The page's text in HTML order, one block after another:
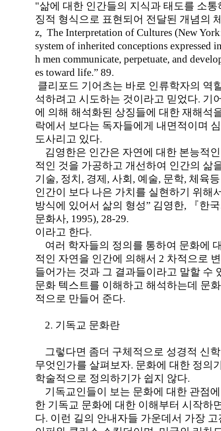
"삶에 대한 인간들의 지식과 태도를 소
징적 형식으로 표현되어 전달된 개념의
z, The Interpretation of Cultures (New
system of inherited conceptions expressed
h men communicate, perpetuate, and
es toward life.” 89.
클리포드 기어츠는 바로 인류학자의 역
석하려고 시도하는 것이라고 믿었다. 기
에 의해 해석화된 상징들에 대한 재해석
락에서 보다는 독자들에게 내면적이며
도사리고 있다.
김영한은 인간은 자연에 대한 본능적
적인 것을 가공하고 개선하여 인간의 삶
기술, 정치, 경제, 사회, 예술, 문학, 체육
인간이 보다 나은 가치를 실현하기 위해
방식에 있어서 삶의 형성” 김영한, 『한
문화사, 1995), 28-29.
이라고 한다.
여러 학자들의 정의를 통하여 문화에
적인 자연을 인간에 의해서 2 차적으로
들어가는 것과 그 결과들이라고 말할 수
문화 텍스트를 이해하고 해석하는데 문
적으로 만들어 준다.
2. 기독교 문화란
그렇다면 좀더 구체적으로 성경적 신
무엇인가를 살펴보자. 문화에 대한 정의
학술적으로 정의하기가 쉽지 않다.
기독교인들이 보는 문화에 대한 관점
한 기독교 문화에 대한 이해부터 시작하
다. 이런 길의 안내자들 가운데서 가장